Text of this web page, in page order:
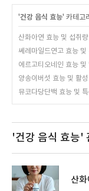
'건강 음식 효능' 카테고
산화아연 효능 및 섭취
쎄레마일드연고 효능 및
에르고티오네인 효능
양송이버섯 효능 및 활
뮤코다당단백 효능 및
'건강 음식 효능'
산